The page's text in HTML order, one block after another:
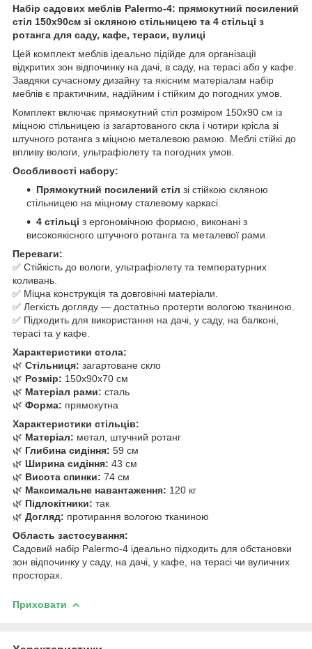
Набір садових меблів Palermo-4: прямокутний посилений
стіл 150х90см зі скляною стільницею та 4 стільці з
ротанга для саду, кафе, тераси, вулиці
Цей комплект меблів ідеально підійде для організації
відкритих зон відпочинку на дачі, в саду, на терасі або у кафе.
Завдяки сучасному дизайну та якісним матеріалам набір
меблів є практичним, надійним і стійким до погодних умов.
Комплект включає прямокутний стіл розміром 150x90 см із
міцною стільницею із загартованого скла і чотири крісла зі
штучного ротанга з міцною металевою рамою. Меблі стійкі до
впливу вологи, ультрафіолету та погодних умов.
Особливості набору:
Прямокутний посилений стіл зі стійкою скляною
стільницею на міцному сталевому каркасі.
4 стільці з ергономічною формою, виконані з
високоякісного штучного ротанга та металевої рами.
Переваги:
✅ Стійкість до вологи, ультрафіолету та температурних
коливань.
✅ Міцна конструкція та довговічні матеріали.
✅ Легкість догляду — достатньо протерти вологою тканиною.
✅ Підходить для використання на дачі, у саду, на балконі,
терасі та у кафе.
Характеристики стола:
🌿 Стільниця: загартоване скло
🌿 Розмір: 150x90x70 см
🌿 Матеріал рами: сталь
🌿 Форма: прямокутна
Характеристики стільців:
🌿 Матеріал: метал, штучний ротанг
🌿 Глибина сидіння: 59 см
🌿 Ширина сидіння: 43 см
🌿 Висота спинки: 74 см
🌿 Максимальне навантаження: 120 кг
🌿 Підлокітники: так
🌿 Догляд: протирання вологою тканиною
Область застосування:
Садовий набір Palermo-4 ідеально підходить для обстановки
зон відпочинку у саду, на дачі, у кафе, на терасі чи вуличних
просторах.
Приховати